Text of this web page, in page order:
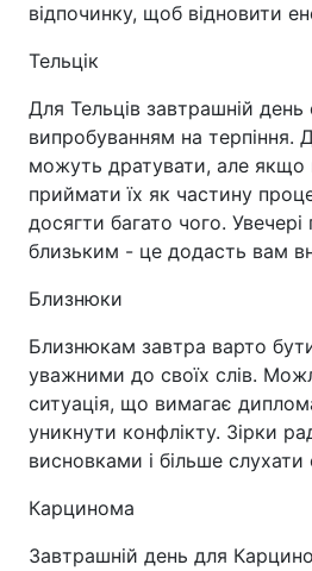
відпочинку, щоб відновити
Тельцік
Для Тельців завтрашній день
випробуванням на терпіння.
можуть дратувати, але якщо
приймати їх як частину
досягти багато чого. Увечері
близьким - це додасть вам
Близнюки
Близнюкам завтра варто
уважними до своїх слів.
ситуація, що вимагає
уникнути конфлікту. Зірки
висновками і більше
Карцинома
Завтрашній день для